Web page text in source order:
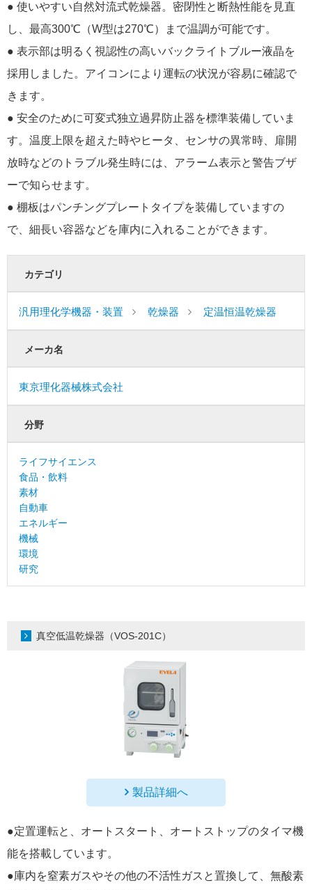
● 使いやすい自然対流式乾燥器。密閉性と断熱性能を見直
し、最高300℃（W型は270℃）まで温調が可能です。
● 表示部は明るく視認性の高いバックライトブルー液晶を
採用しました。アイコンにより運転の状況が容易に確認で
きます。
● 安全のために可変式独立過昇防止器を標準装備していま
す。温度上限を超えた時やヒータ、センサの異常時、扉開
放時などのトラブル発生時には、アラーム表示と警告ブザ
ーで知らせます。
● 棚板はパンチングプレートタイプを装備していますの
で、細長い容器などを庫内に入れることができます。
カテゴリ
汎用理化学機器・装置 乾燥器 定温恒温乾燥器
メーカ名
東京理化器械株式会社
分野
ライフサイエンス
食品・飲料
素材
自動車
エネルギー
機械
環境
研究
真空低温乾燥器（VOS-201C）
製品詳細へ
●定置運転と、オートスタート、オートストップのタイマ機
能を搭載しています。
●庫内を窒素ガスやその他の不活性ガスと置換して、無酸素